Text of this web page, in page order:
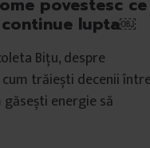
povestesc ce
lupta￼
Bițu, despre
trăiești decenii
energie să